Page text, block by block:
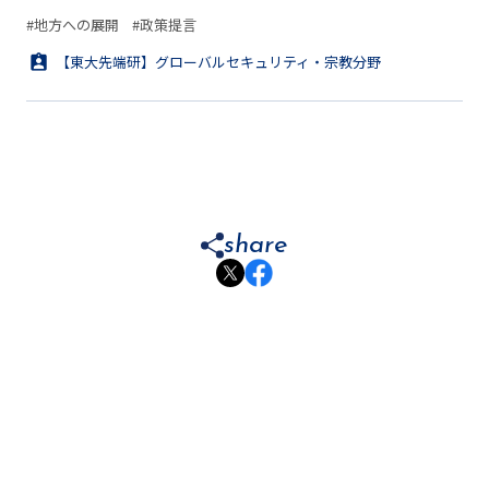
#地方への展開
#政策提言
【東大先端研】グローバルセキュリティ・宗教分野
share